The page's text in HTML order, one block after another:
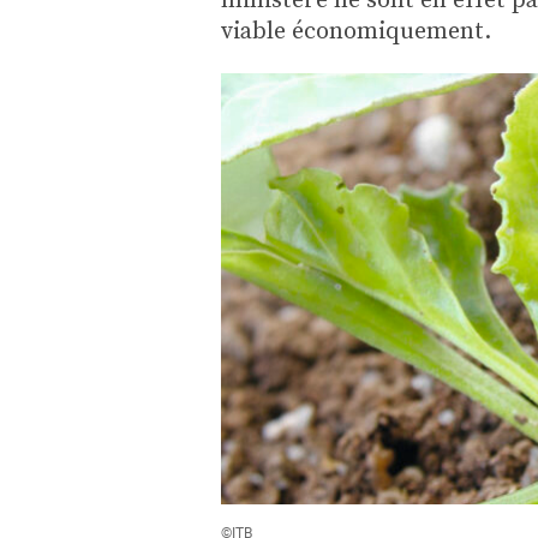
viable économiquement.
©ITB